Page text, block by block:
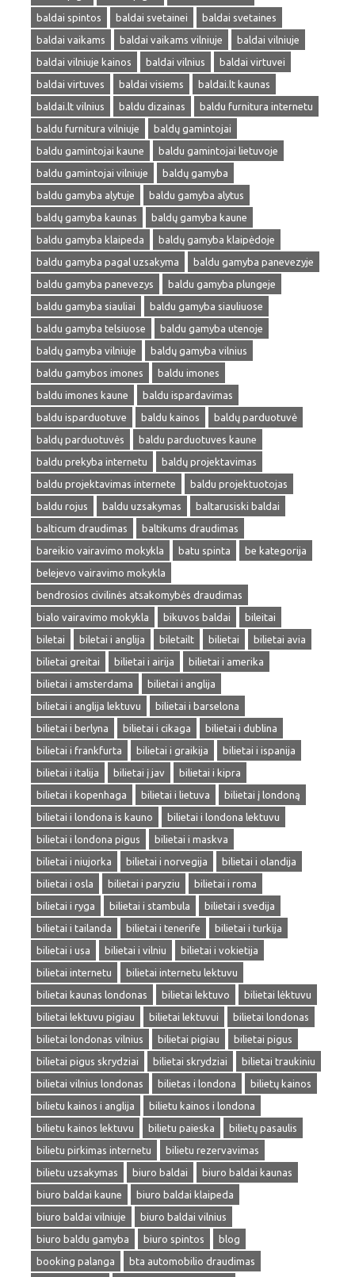
baldai spintos
baldai svetainei
baldai svetaines
baldai vaikams
baldai vaikams vilniuje
baldai vilniuje
baldai vilniuje kainos
baldai vilnius
baldai virtuvei
baldai virtuves
baldai visiems
baldai.lt kaunas
baldai.lt vilnius
baldu dizainas
baldu furnitura internetu
baldu furnitura vilniuje
baldų gamintojai
baldu gamintojai kaune
baldu gamintojai lietuvoje
baldu gamintojai vilniuje
baldų gamyba
baldu gamyba alytuje
baldu gamyba alytus
baldų gamyba kaunas
baldų gamyba kaune
baldu gamyba klaipeda
baldų gamyba klaipėdoje
baldu gamyba pagal uzsakyma
baldu gamyba panevezyje
baldu gamyba panevezys
baldu gamyba plungeje
baldu gamyba siauliai
baldu gamyba siauliuose
baldu gamyba telsiuose
baldu gamyba utenoje
baldų gamyba vilniuje
baldų gamyba vilnius
baldu gamybos imones
baldu imones
baldu imones kaune
baldu ispardavimas
baldu isparduotuve
baldu kainos
baldų parduotuvė
baldų parduotuvės
baldu parduotuves kaune
baldu prekyba internetu
baldų projektavimas
baldu projektavimas internete
baldu projektuotojas
baldu rojus
baldu uzsakymas
baltarusiski baldai
balticum draudimas
baltikums draudimas
bareikio vairavimo mokykla
batu spinta
be kategorija
belejevo vairavimo mokykla
bendrosios civilinės atsakomybės draudimas
bialo vairavimo mokykla
bikuvos baldai
bileitai
biletai
biletai i anglija biletailt bilietai
bilietai avia
bilietai greitai
bilietai i airija
bilietai i amerika
bilietai i amsterdama
bilietai i anglija
bilietai i anglija lektuvu
bilietai i barselona
bilietai i berlyna
bilietai i cikaga
bilietai i dublina
bilietai i frankfurta
bilietai i graikija
bilietai i ispanija
bilietai i italija
bilietai į jav
bilietai i kipra
bilietai i kopenhaga
bilietai i lietuva
bilietai į londoną
bilietai i londona is kauno
bilietai i londona lektuvu
bilietai i londona pigus
bilietai i maskva
bilietai i niujorka
bilietai i norvegija
bilietai i olandija
bilietai i osla
bilietai i paryziu
bilietai i roma
bilietai i ryga
bilietai i stambula
bilietai i svedija
bilietai i tailanda
bilietai i tenerife
bilietai i turkija
bilietai i usa
bilietai i vilniu
bilietai i vokietija
bilietai internetu
bilietai internetu lektuvu
bilietai kaunas londonas
bilietai lektuvo
bilietai lėktuvu
bilietai lektuvu pigiau
bilietai lektuvui
bilietai londonas
bilietai londonas vilnius
bilietai pigiau
bilietai pigus
bilietai pigus skrydziai
bilietai skrydziai
bilietai traukiniu
bilietai vilnius londonas
bilietas i londona
bilietų kainos
bilietu kainos i anglija
bilietu kainos i londona
bilietu kainos lektuvu
bilietu paieska
bilietų pasaulis
bilietu pirkimas internetu
bilietu rezervavimas
bilietu uzsakymas
biuro baldai
biuro baldai kaunas
biuro baldai kaune
biuro baldai klaipeda
biuro baldai vilniuje
biuro baldai vilnius
biuro baldu gamyba
biuro spintos
blog
booking palanga
bta automobilio draudimas